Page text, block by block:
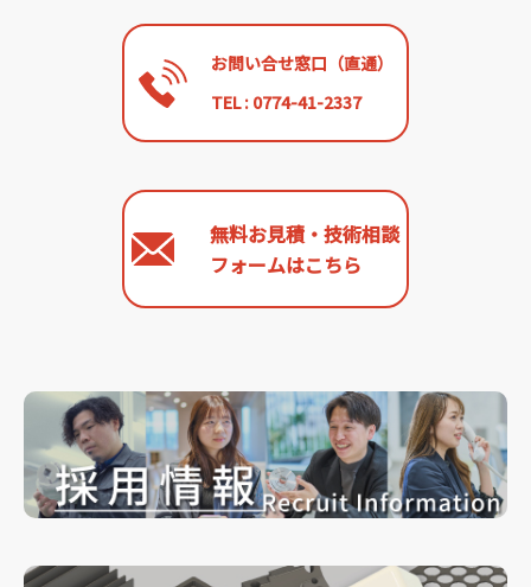
お問い合せ窓口（直通）
TEL : 0774-41-2337
無料お見積・技術相談
フォームはこちら